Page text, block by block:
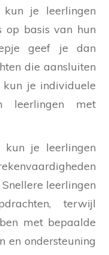
kun je leerlingen
op basis van hun
geef je dan
die aansluiten
kun je individuele
leerlingen met
kun je leerlingen
leerlingen
terwijl
met bepaalde
en ondersteuning